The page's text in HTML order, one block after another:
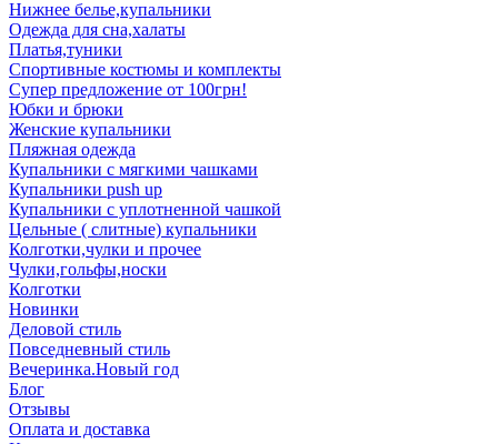
Нижнее белье,купальники
Одежда для сна,халаты
Платья,туники
Спортивные костюмы и комплекты
Супер предложение от 100грн!
Юбки и брюки
Женские купальники
Пляжная одежда
Купальники с мягкими чашками
Купальники push up
Купальники с уплотненной чашкой
Цельные ( слитные) купальники
Колготки,чулки и прочее
Чулки,гольфы,носки
Колготки
Новинки
Деловой стиль
Повседневный стиль
Вечеринка.Новый год
Блог
Отзывы
Оплата и доставка